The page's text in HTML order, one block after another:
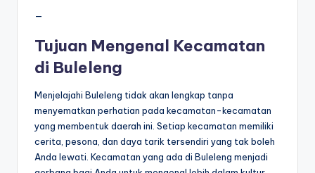
—
Tujuan Mengenal Kecamatan
di Buleleng
Menjelajahi Buleleng tidak akan lengkap tanpa
menyematkan perhatian pada kecamatan-kecamatan
yang membentuk daerah ini. Setiap kecamatan memiliki
cerita, pesona, dan daya tarik tersendiri yang tak boleh
Anda lewati. Kecamatan yang ada di Buleleng menjadi